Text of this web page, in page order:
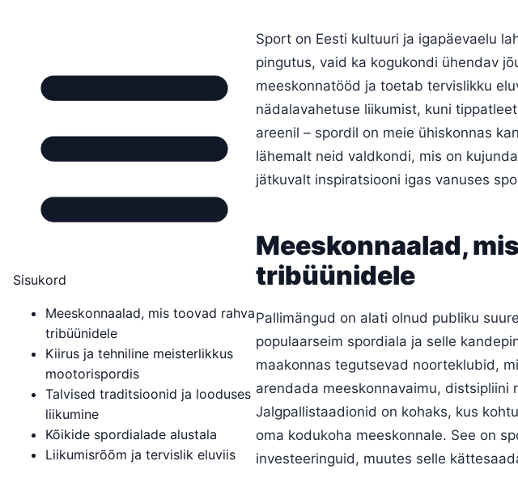
Sisukord
Meeskonnaalad, mis toovad rahva
tribüünidele
Kiirus ja tehniline meisterlikkus
mootorispordis
Talvised traditsioonid ja looduses
liikumine
Kõikide spordialade alustala
Liikumisrõõm ja tervislik eluviis
Sport on Eesti kultuuri ja igapäevaelu
pingutus, vaid ka kogukondi ühendav
meeskonnatööd ja toetab tervislikku
nädalavahetuse liikumist, kuni
areenil – spordil on meie ühiskonnas
lähemalt neid valdkondi, mis on
jätkuvalt inspiratsiooni igas vanuses
Meeskonnaalad,
tribüünidele
Pallimängud on alati olnud publiku
populaarseim spordiala ja selle
maakonnas tegutsevad noorteklubid,
arendada meeskonnavaimu, distsipliini
Jalgpallistaadionid on kohaks, kus
oma kodukoha meeskonnale. See on
investeeringuid, muutes selle